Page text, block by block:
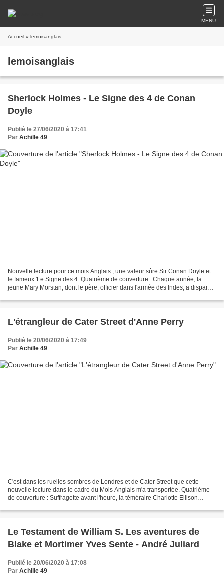
MENU
Accueil » lemoisanglais
lemoisanglais
Sherlock Holmes - Le Signe des 4 de Conan
Doyle
Publié le 27/06/2020 à 17:41
Par Achille 49
Nouvelle lecture pour ce mois Anglais ; une valeur sûre Sir Conan Doyle et
le fameux 'Le Signe des 4. Quatrième de couverture : Chaque année, la
jeune Mary Morstan, dont le père, officier dans l'armée des Indes, a disparu
L'étrangleur de Cater Street d'Anne Perry
Publié le 20/06/2020 à 17:49
Par Achille 49
C'est dans les ruelles sombres de Londres et de Cater Street que cette
nouvelle lecture dans le cadre du Mois Anglais m'a transportée. Quatrième
de couverture : Suffragette avant l'heure, la téméraire Charlotte Ellison
Le Testament de William S. Les aventures de
Blake et Mortimer Yves Sente - André Juliard
Publié le 20/06/2020 à 17:08
Par Achille 49